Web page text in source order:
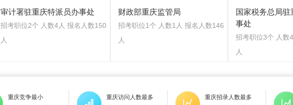
审计署驻重庆特派员办事处
招考职位2个 人数4人 报名人数150
人
财政部重庆监管局
招考职位1个 人数1人 报名人数146
人
国家税务总局
事处
招考职位3个 人数
人
重庆竞争最小
重庆访问人数最多
重庆招录人数最多